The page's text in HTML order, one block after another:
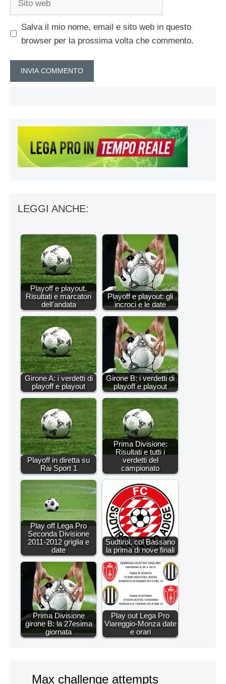
Salva il mio nome, email e sito web in questo
browser per la prossima volta che commento.
LEGGI ANCHE:
Playoff e playout.
Risultati e marcatori
dell'andata
Playoff e playout: gli
incroci e le date
Girone A: i verdetti di
playoff e playout
Girone B: i verdetti di
playoff e playout
Playoff in diretta su
Rai Sport 1
Prima Divisione:
Risultati e tutti i
verdetti del
campionato
Play off Lega Pro
Seconda Divisione
2011-2012 griglia e
date
Sudtirol, col Bassano
la prima di nove finali
Prima Divisione
girone B: la 27esima
giornata
Play out Lega Pro
Viareggio-Monza date
e orari